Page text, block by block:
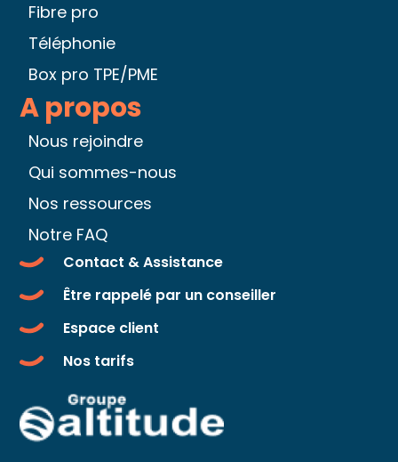
A propos
Nous rejoindre
Qui sommes-nous
Nos ressources
Notre FAQ
Fibre pro
Téléphonie
Box pro TPE/PME
Contact & Assistance
Être rappelé par un conseiller
Espace client
Nos tarifs